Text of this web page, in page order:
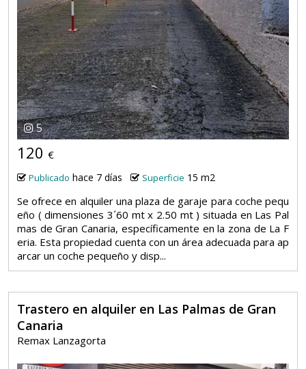
5
120 €
Publicado hace 7 días Superficie 15 m2
Se ofrece en alquiler una plaza de garaje para coche pequ
eño ( dimensiones 3´60 mt x 2.50 mt ) situada en Las Pal
mas de Gran Canaria, específicamente en la zona de La F
eria. Esta propiedad cuenta con un área adecuada para ap
arcar un coche pequeño y disp...
Trastero en alquiler en Las Palmas de Gran
Canaria
Remax Lanzagorta